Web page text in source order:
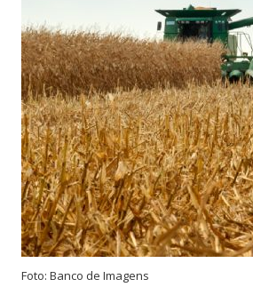
Foto: Banco de Imagens